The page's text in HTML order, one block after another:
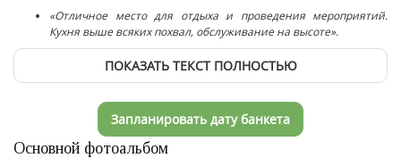
«Отличное место для отдыха и проведения мероприятий.
Кухня выше всяких похвал, обслуживание на высоте».
ПОКАЗАТЬ ТЕКСТ ПОЛНОСТЬЮ
Запланировать дату банкета
Основной фотоальбом